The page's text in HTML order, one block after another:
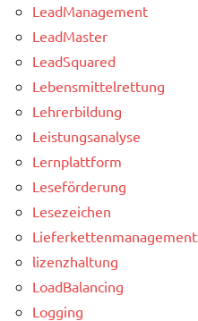
LeadManagement
LeadMaster
LeadSquared
Lebensmittelrettung
Lehrerbildung
Leistungsanalyse
Lernplattform
Leseförderung
Lesezeichen
Lieferkettenmanagement
lizenzhaltung
LoadBalancing
Logging